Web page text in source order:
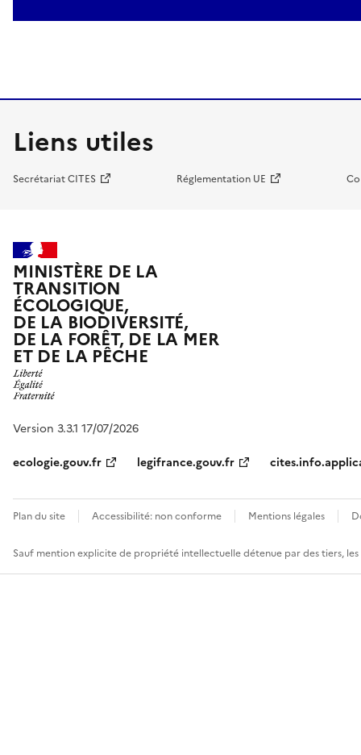
Liens utiles
Secrétariat CITES Réglementation UE
MINISTÈRE DE LA
TRANSITION
ÉCOLOGIQUE,
DE LA BIODIVERSITÉ,
DE LA FORÊT, DE LA MER
ET DE LA PÊCHE
Version 3.3.1 17/07/2026
ecologie.gouv.fr
legifrance.gouv.fr
Plan du site Accessibilité: non conforme Mentions légales
Sauf mention explicite de propriété intellectuelle détenue par des tiers,